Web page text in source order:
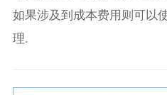
如果涉及到成本费用则可以
理.